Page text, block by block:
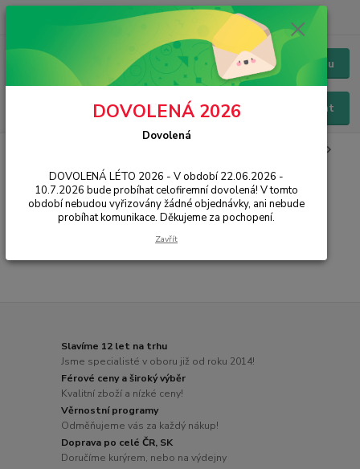
Menu
Hledat
Chat / Online podpora - 24/7
Programovatelné kalkulačky
Slavíme 12 let na trhu
Jsme specialisté v oboru již od roku 2014!
Férové ceny a široký výběr
Kvalitní zboží a nízké ceny!
Věrnostní programy
Odměňujeme vás za každý nákup!
Doprava po celé ČR, SK
Doručíme kurýrem, nebo na výdejny
DOVOLENÁ 2026
Dovolená
DOVOLENÁ LÉTO 2026 - V období 22.06.2026 -
10.7.2026 bude probíhat celofiremní dovolená! V tomto
období nebudou vyřizovány žádné objednávky, ani nebude
probíhat komunikace. Děkujeme za pochopení.
Zavřít